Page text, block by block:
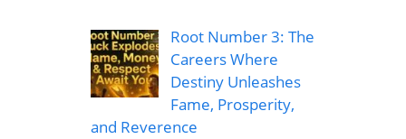
Root Number 3: The
Careers Where
Destiny Unleashes
Fame, Prosperity,
and Reverence